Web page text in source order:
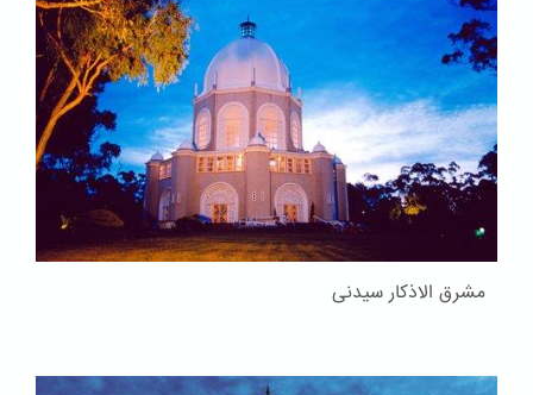
مشرق الاذکار سیدنی